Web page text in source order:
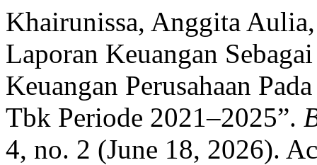
Khairunissa, Anggita
Laporan Keuangan
Keuangan Perusahaan
Tbk Periode 2021–2025”.
4, no. 2 (June 18, 2026).